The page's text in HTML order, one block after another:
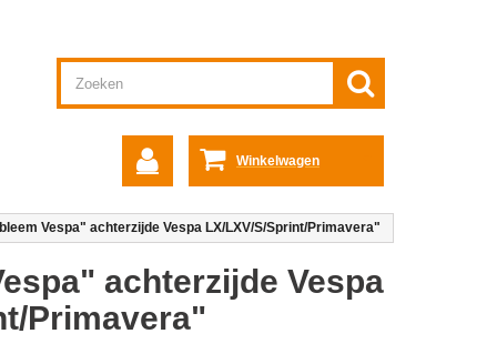
Winkelwagen
Vespa" achterzijde Vespa LX/LXV/S/Sprint/Primavera"
achterzijde Vespa
Primavera"